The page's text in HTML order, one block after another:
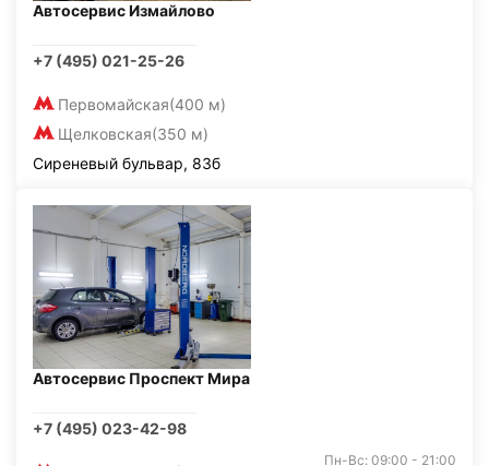
Автосервис Измайлово
+7 (495) 021-25-26
Первомайская(400 м)
Щелковская(350 м)
Сиреневый бульвар, 83б
Автосервис Проспект Мира
+7 (495) 023-42-98
Пн-Вс: 09:00 - 21:00